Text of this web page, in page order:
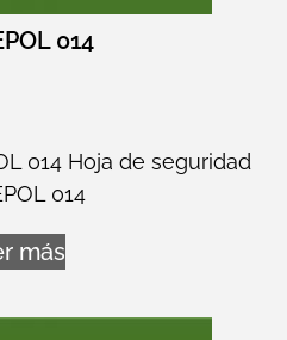
014
014 Hoja de seguridad
014
más